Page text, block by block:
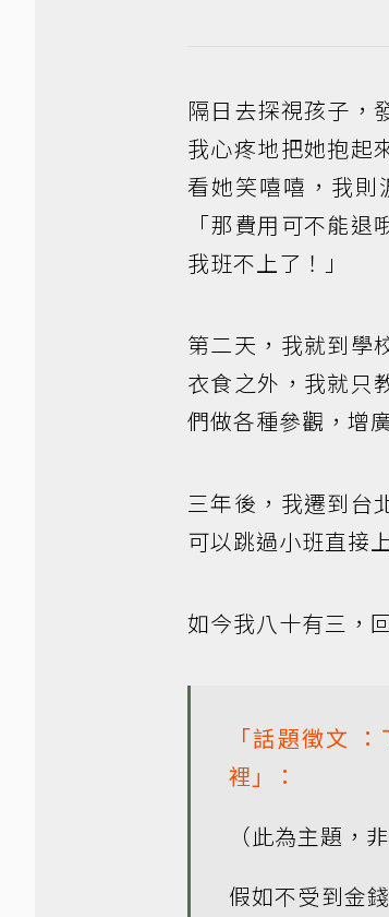
隔日去探視孩子，
我心疼地把她抱起
看她笑嘻嘻，我則
「那費用可不能
我班不上了！」
第二天，我就到學
衣食之外，我就只
們做各種參觀，增
三年後，我遷到台
可以跳過小班直接
如今我八十有三，
「話題徵文
裡」：
（此為主題，
假如不受到金